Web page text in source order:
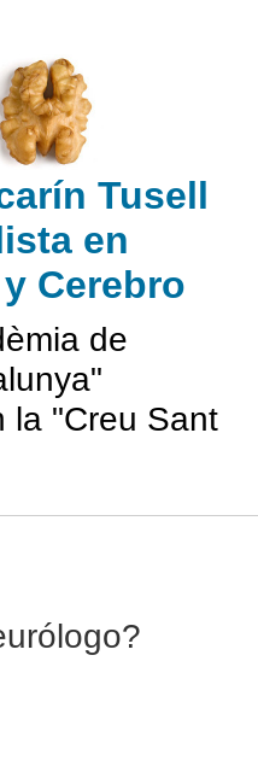
Tusell
en
y Cerebro
de
la "Creu Sant